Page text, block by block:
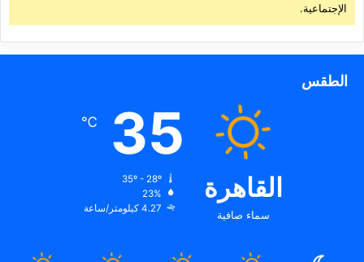
الإجتماعية.
الطقس
القاهرة
سماء صافية
35
℃
23%
4.27 كيلومتر/ساعة